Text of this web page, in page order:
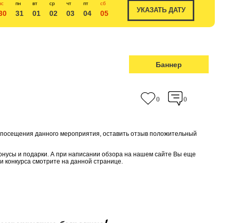
пн
31
вт
01
ср
02
чт
03
пт
04
сб
05
Баннер
0 0
данного мероприятия, оставить отзыв положительный
и подарки. А при написании обзора на нашем сайте Вы еще
конкурса смотрите на данной странице.